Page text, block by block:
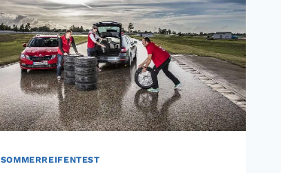
SOMMERREIFENTEST